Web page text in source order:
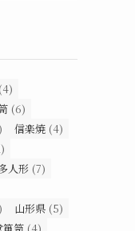
(4)
(6)
信楽焼 (4)
人形 (7)
山形県 (5)